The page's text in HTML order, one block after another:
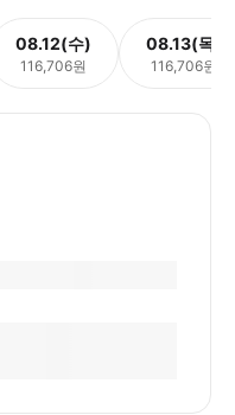
08.12(수)
116,706원
08.13(목)
116,706원